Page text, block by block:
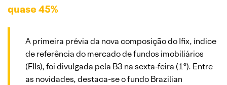
quase 45%
A primeira prévia da nova composição do Ifix, índice
de referência do mercado de fundos imobiliários
(FIIs), foi divulgada pela B3 na sexta-feira (1º). Entre
as novidades, destaca-se o fundo Brazilian